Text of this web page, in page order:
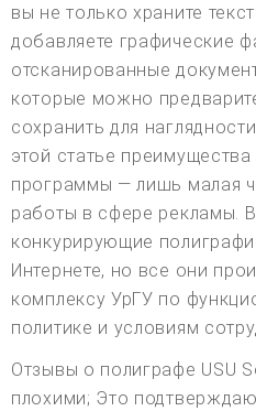
вы не только храните
добавляете графические
отсканированные
которые можно
сохранить для
этой статье
программы — лишь малая
работы в сфере рекламы.
конкурирующие
Интернете, но все они
комплексу УрГУ по
политике и условиям
Отзывы о полиграфе USU
плохими; Это